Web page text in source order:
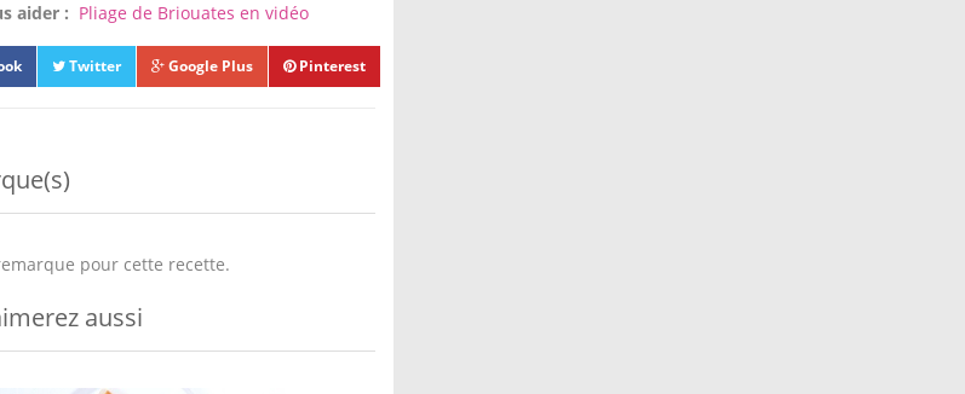
aider : Pliage de Briouates en vidéo
Twitter Google Plus Pinterest
pour cette recette.
aussi